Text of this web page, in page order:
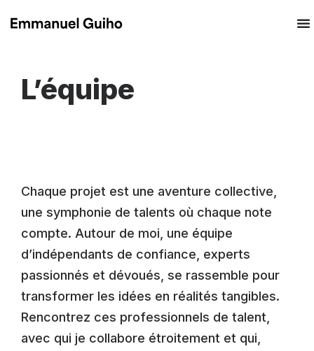
L’équipe
Chaque projet est une aventure collective,
une symphonie de talents où chaque note
compte. Autour de moi, une équipe
d’indépendants de confiance, experts
passionnés et dévoués, se rassemble pour
transformer les idées en réalités tangibles.
Rencontrez ces professionnels de talent,
avec qui je collabore étroitement et qui,